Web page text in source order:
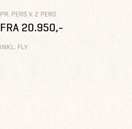
PR. PERS V. 2 PERS
FRA 20.950,-
INKL. FLY